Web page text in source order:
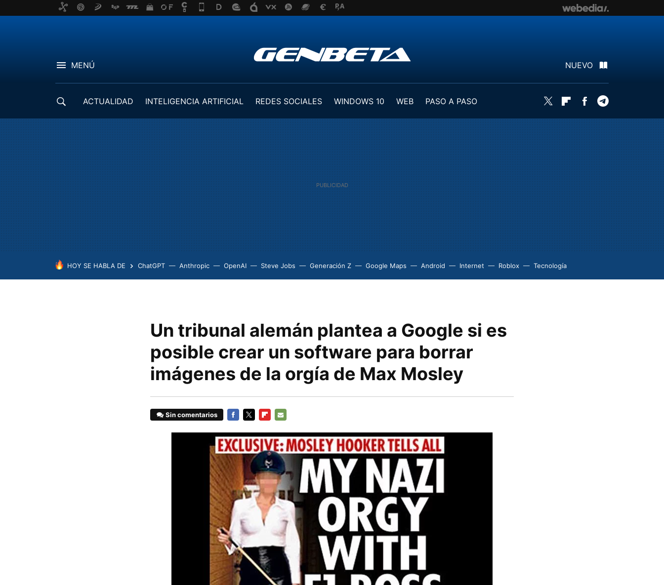
MENÚ NUEVO
ACTUALIDAD INTELIGENCIA ARTIFICIAL REDES SOCIALES WINDOWS 10 WEB
PASO A PASO
Twitter FlipboardFacebook
HOY SE HABLA DE ChatGPT Anthropic OpenAI Steve Jobs Generación Z Google Maps Android Internet Roblox Tecnología
Un tribunal alemán plantea a Google si es
posible crear un software para borrar
imágenes de la orgía de Max Mosley
Sin comentarios
MAIL